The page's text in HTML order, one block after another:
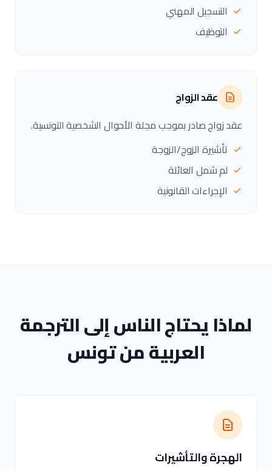
التسجيل المهني
التوظيف
عقد الزواج
عقد زواج صادر بموجب مجلة الأحوال الشخصية التونسية.
تأشيرة الزوج/الزوجة
لم شمل العائلة
الإجراءات القانونية
لماذا يحتاج الناس إلى الترجمة
العربية من تونس
الهجرة والتأشيرات